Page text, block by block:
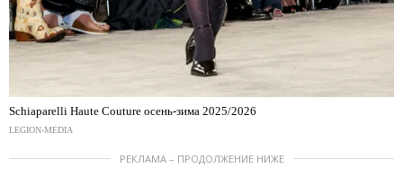
Schiaparelli Haute Couture осень-зима 2025/2026
LEGION-MEDIA
РЕКЛАМА – ПРОДОЛЖЕНИЕ НИЖЕ